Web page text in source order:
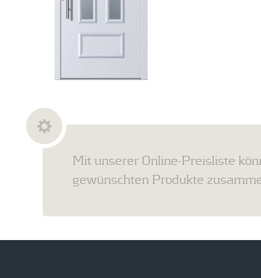
Mit unserer Online-Preisliste
gewünschten Produkte